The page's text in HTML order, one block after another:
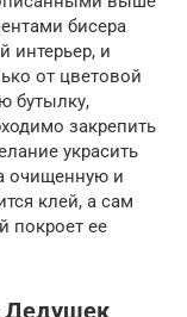
бисера
интерьер, и
от цветовой
бутылку,
закрепить
украсить
очищенную и
клей, а сам
покроет ее